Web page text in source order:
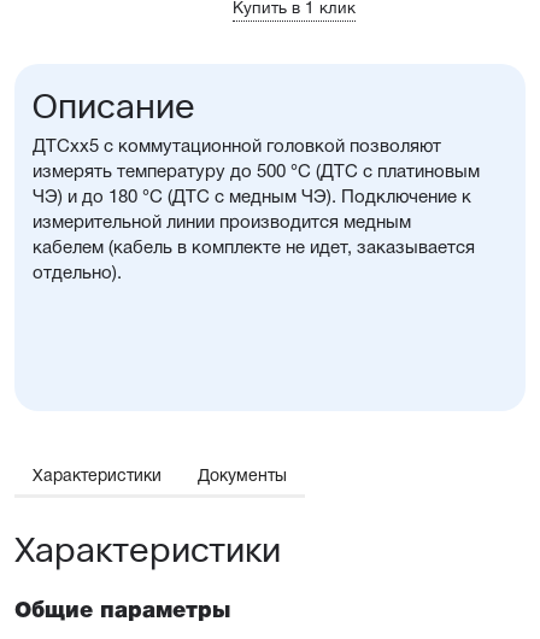
Купить в 1 клик
Описание
ДТСхх5 с коммутационной головкой позволяют
измерять температуру до 500 °С (ДТС с платиновым
ЧЭ) и до 180 °С (ДТС с медным ЧЭ). Подключение к
измерительной линии производится медным
кабелем (кабель в комплекте не идет, заказывается
отдельно).
Характеристики Документы
Характеристики
Общие параметры